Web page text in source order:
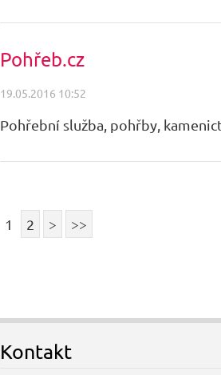
Pohřeb.cz
19.05.2016 10:52
Pohřební služba, pohřby,
1 2 > >>
Kontakt